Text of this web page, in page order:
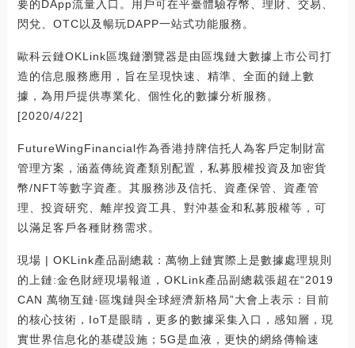
要的DApp流量入口。用戶可在平臺體驗存幣、理財、交易、
閃兌、OTC以及暢玩DAPP一站式功能服務。
歐科云鏈OKLink區塊鏈瀏覽器是由區塊鏈大數據上市公司打
造的信息服務應用，旨在呈現快速、精準、全面的鏈上數
據，為用戶提供專業化、個性化的數據分析服務。
[2020/4/22]
FutureWingFinancial作為香港持牌信托人為客戶定制財富
管理方案，涵蓋傳統資產類別配置，私募股權投資及加密貨
幣/NFT等數字資產。其服務涉及信托、資產保管、資產管
理、投資研究、離岸投資工具、對沖基金和私募股權等，可
以滿足客戶各種財務需求。
現場 | OKLink產品副總裁：萬物上鏈實際上是數據處理規則
的上鏈:金色財經現場報道，OKLink產品副總裁張超在“2019
CAN 萬物互鏈·區塊鏈與全球經濟新格局”大會上表示：目前
的核心技術，IoT是眼睛，更多的數據采集入口，感知層，現
實世界信息化的基礎設施；5G是血液，更快的網絡傳輸速